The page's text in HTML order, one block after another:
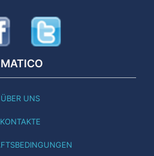
ÜBER UNS
KONTAKTE